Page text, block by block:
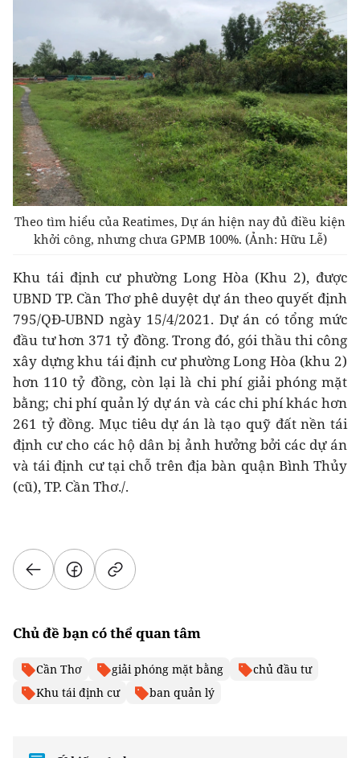
Theo tìm hiểu của Reatimes, Dự án hiện nay đủ điều kiện
khởi công, nhưng chưa GPMB 100%. (Ảnh: Hữu Lễ)
Khu tái định cư phường Long Hòa (Khu 2), được
UBND TP. Cần Thơ phê duyệt dự án theo quyết định
795/QĐ-UBND ngày 15/4/2021. Dự án có tổng mức
đầu tư hơn 371 tỷ đồng. Trong đó, gói thầu thi công
xây dựng khu tái định cư phường Long Hòa (khu 2)
hơn 110 tỷ đồng, còn lại là chi phí giải phóng mặt
bằng; chi phí quản lý dự án và các chi phí khác hơn
261 tỷ đồng. Mục tiêu dự án là tạo quỹ đất nền tái
định cư cho các hộ dân bị ảnh hưởng bởi các dự án
và tái định cư tại chỗ trên địa bàn quận Bình Thủy
(cũ), TP. Cần Thơ./.
Chủ đề bạn có thể quan tâm
Cần Thơ giải phóng mặt bằng
chủ đầu tư
Khu tái định cư
ban quản lý